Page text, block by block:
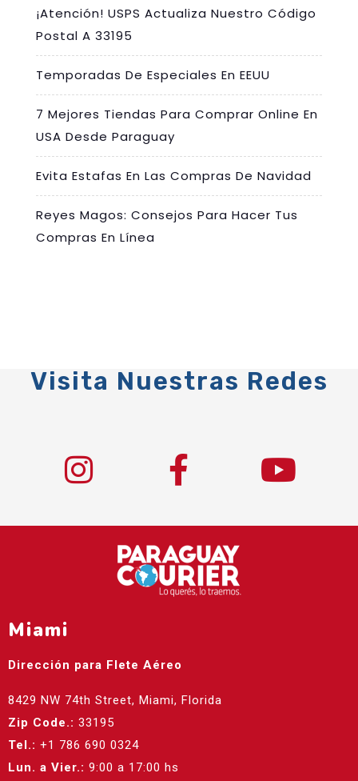
¡Atención! USPS Actualiza Nuestro Código
Postal A 33195
Temporadas De Especiales En EEUU
7 Mejores Tiendas Para Comprar Online En
USA Desde Paraguay
Evita Estafas En Las Compras De Navidad
Reyes Magos: Consejos Para Hacer Tus
Compras En Línea
Visita Nuestras Redes
Miami
Dirección para Flete Aéreo
8429 NW 74th Street, Miami, Florida
Zip Code.: 33195
Tel.: +1 786 690 0324
Lun. a Vier.: 9:00 a 17:00 hs